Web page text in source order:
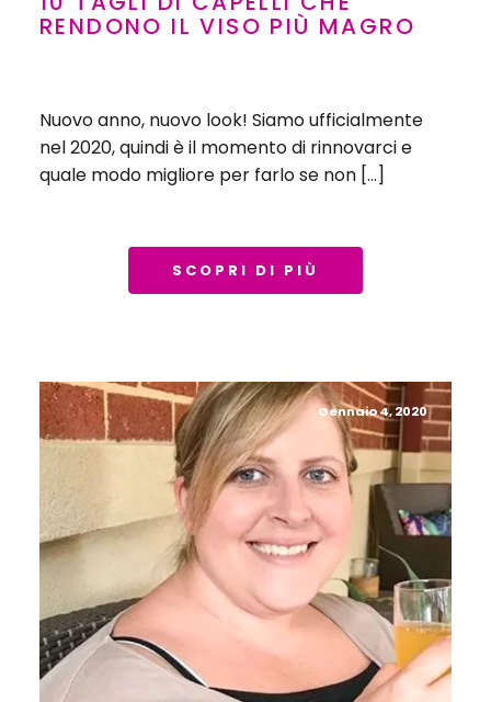
RENDONO IL VISO PIÙ MAGRO
Nuovo anno, nuovo look! Siamo ufficialmente
nel 2020, quindi è il momento di rinnovarci e
quale modo migliore per farlo se non […]
SCOPRI DI PIÙ
Gennaio 4, 2020